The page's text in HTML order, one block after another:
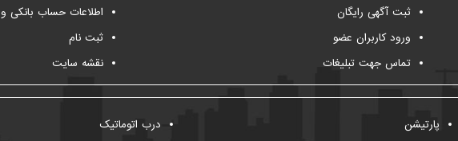
ثبت آگهی رایگان
ورود کاربران عضو
تماس جهت تبلیغات
اطلاعات حساب بانکی
ثبت نام
نقشه سایت
پارتیشن درب اتوماتیک